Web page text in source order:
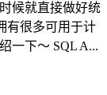
候就直接做好统
有很多可用于计
一下～ SQL A...